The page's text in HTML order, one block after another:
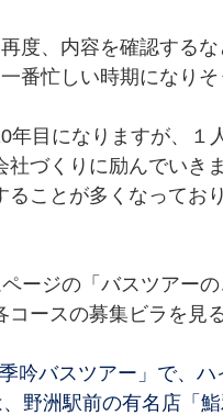
度、内容を確認するな
番忙しい時期になりそ
目になりますが、１
づくりに励んでいきま
ことが多くなっており
ージの「バスツアーの
コースの募集ビラを見
吟バスツアー」で、ハ
野洲駅前の有名店「鮨